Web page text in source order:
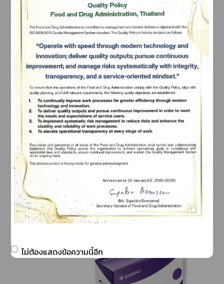
Oyster Shell Scrub
Subscribe
เลือกหัวข้อที่ท่านต้องการ Subscribe
ไม่ต้องแสดงข้อความนี้อีก